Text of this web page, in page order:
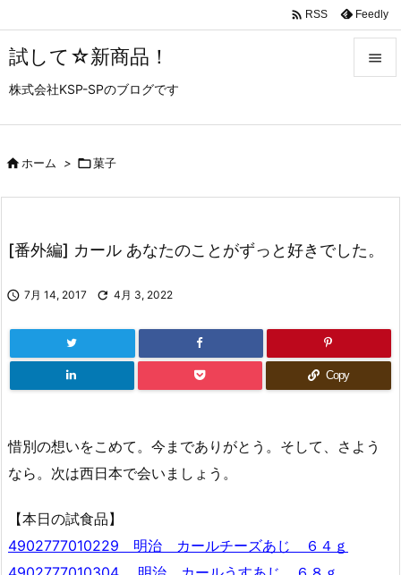
試して☆新商品！
株式会社KSP-SPのブログです

次へ
 RSS Feedly
ホーム > 菓子
[番外編] カール あなたのことがずっと好きでした。
 7月 14, 2017  4月 3, 2022
Copy
惜別の想いをこめて。今までありがとう。そして、さよう
なら。次は西日本で会いましょう。
【本日の試食品】
4902777010229 明治 カールチーズあじ ６４ｇ